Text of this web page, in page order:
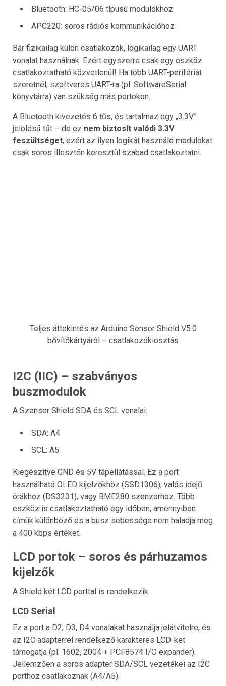
Bluetooth: HC-05/06 típusú modulokhoz
APC220: soros rádiós kommunikációhoz
Bár fizikailag külön csatlakozók, logikailag egy UART
vonalat használnak. Ezért egyszerre csak egy eszköz
csatlakoztatható közvetlenül! Ha több UART-perifériát
szeretnél, szoftveres UART-ra (pl. SoftwareSerial
könyvtárra) van szükség más portokon.
A Bluetooth kivezetés 6 tűs, és tartalmaz egy „3.3V”
jelölésű tűt – de ez nem biztosít valódi 3.3V
feszültséget, ezért az ilyen logikát használó modulokat
csak soros illesztőn keresztül szabad csatlakoztatni.
Teljes áttekintés az Arduino Sensor Shield V5.0
bővítőkártyáról – csatlakozókiosztás
I2C (IIC) – szabványos
buszmodulok
A Szensor Shield SDA és SCL vonalai:
SDA: A4
SCL: A5
Kiegészítve GND és 5V tápellátással. Ez a port
használható OLED kijelzőkhöz (SSD1306), valós idejű
órákhoz (DS3231), vagy BME280 szenzorhoz. Több
eszköz is csatlakoztatható egy időben, amennyiben
címük különböző és a busz sebessége nem haladja meg
a 400 kbps értéket.
LCD portok – soros és párhuzamos
kijelzők
A Shield két LCD porttal is rendelkezik:
LCD Serial
Ez a port a D2, D3, D4 vonalakat használja jelátvitelre, és
az I2C adapterrel rendelkező karakteres LCD-ket
támogatja (pl. 1602, 2004 + PCF8574 I/O expander).
Jellemzően a soros adapter SDA/SCL vezetékei az I2C
porthoz csatlakoznak (A4/A5).